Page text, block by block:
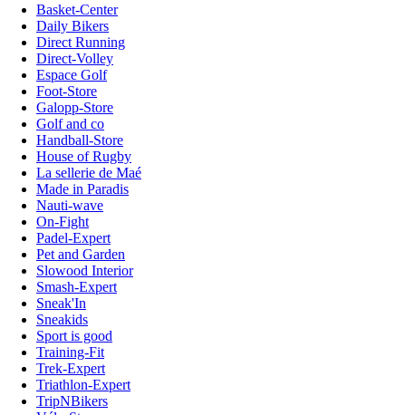
Basket-Center
Daily Bikers
Direct Running
Direct-Volley
Espace Golf
Foot-Store
Galopp-Store
Golf and co
Handball-Store
House of Rugby
La sellerie de Maé
Made in Paradis
Nauti-wave
On-Fight
Padel-Expert
Pet and Garden
Slowood Interior
Smash-Expert
Sneak'In
Sneakids
Sport is good
Training-Fit
Trek-Expert
Triathlon-Expert
TripNBikers